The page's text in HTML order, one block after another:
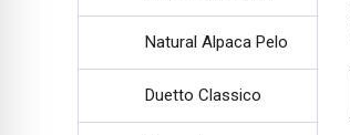
Natural Alpaca Pelo
Duetto Classico